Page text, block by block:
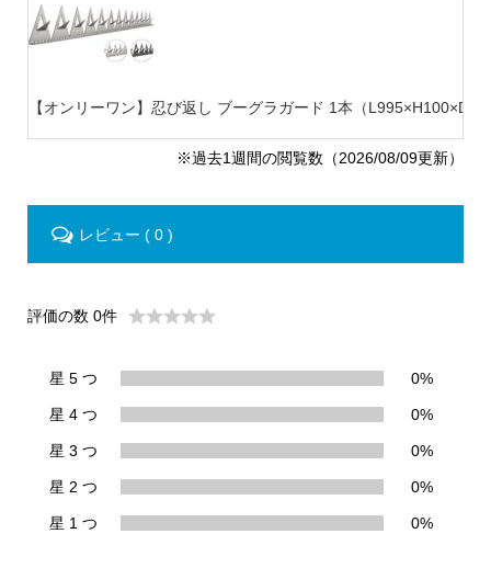
【オンリーワン】忍び返し ブーグラガード 1本（L995×H100×D20
※過去1週間の閲覧数（2026/08/09更新）
レビュー ( 0 )
評価の数 0件
星 5 つ 0%
星 4 つ 0%
星 3 つ 0%
星 2 つ 0%
星 1 つ 0%